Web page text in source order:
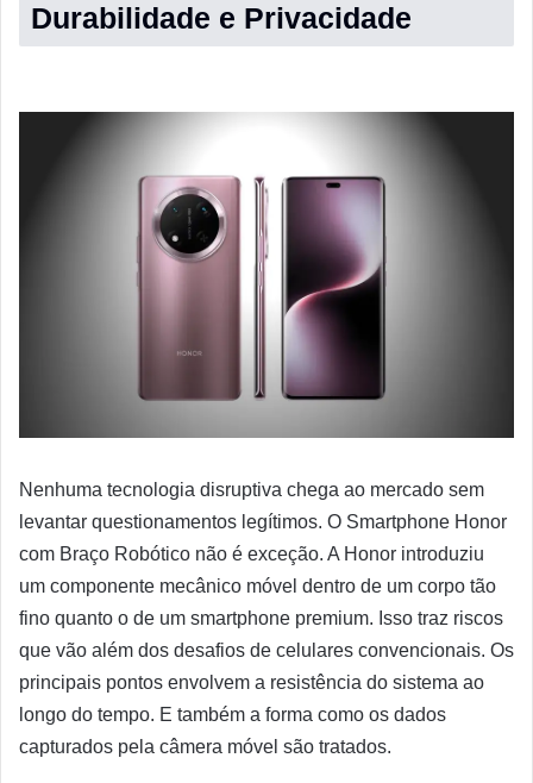
Durabilidade e Privacidade
Nenhuma tecnologia disruptiva chega ao mercado sem
levantar questionamentos legítimos. O Smartphone Honor
com Braço Robótico não é exceção. A Honor introduziu
um componente mecânico móvel dentro de um corpo tão
fino quanto o de um smartphone premium. Isso traz riscos
que vão além dos desafios de celulares convencionais. Os
principais pontos envolvem a resistência do sistema ao
longo do tempo. E também a forma como os dados
capturados pela câmera móvel são tratados.